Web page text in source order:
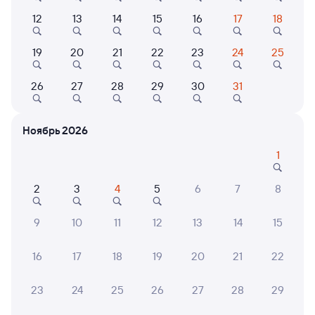
Выберите дату
595С Проходящий 7,8
Сызрань Город
Сызрань
06:35 17:53
1 д 10 ч 18 м в пути
от 5 ⁠475 ⁠₽
Выберите дату
12 13 14 15 16 17 18
19 20 21 22 23 24 25
26 27 28 29 30 31
Ноябрь 2026
1
2 3 4 5 6 7 8
9 10 11 12 13 14 15
16 17 18 19 20 21 22
23 24 25 26 27 28 29